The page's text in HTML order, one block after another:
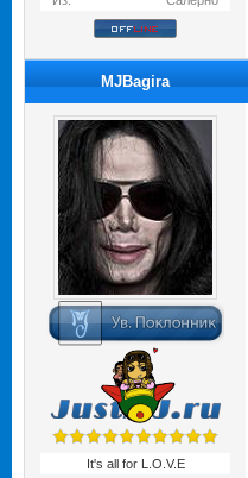
MJBagira
It's all for L.O.V.E